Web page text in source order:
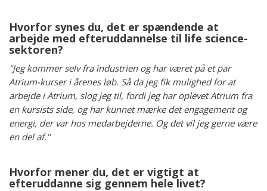
Hvorfor synes du, det er spændende at
arbejde med efteruddannelse til life science-
sektoren?
"Jeg kommer selv fra industrien og har været på et par
Atrium-kurser i årenes løb. Så da jeg fik mulighed for at
arbejde i Atrium, slog jeg til, fordi jeg har oplevet Atrium fra
en kursists side, og har kunnet mærke det engagement og
energi, der var hos medarbejderne. Og det vil jeg gerne være
en del af."
Hvorfor mener du, det er vigtigt at
efteruddanne sig gennem hele livet?